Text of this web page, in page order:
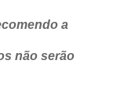
a
não serão